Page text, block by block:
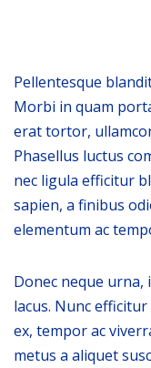
Pellentesque
Morbi in quam
erat tortor,
Phasellus luctus
nec ligula efficitur
sapien, a finibus
elementum ac
Donec neque
lacus. Nunc
ex, tempor ac
metus a aliquet